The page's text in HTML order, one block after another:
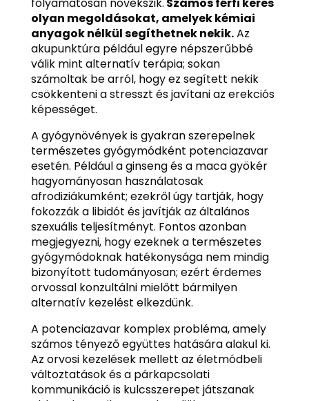
olyan megoldásokat, amelyek kémiai
anyagok nélkül segíthetnek nekik.Az
akupunktúra például egyre népszerűbbé
válik mint alternatív terápia; sokan
számoltak be arról, hogy ez segített nekik
csökkenteni a stresszt és javítani az erekciós
képességet.
A gyógynövények is gyakran szerepelnek
természetes gyógymódként potenciazavar
esetén. Például a ginseng és a maca gyökér
hagyományosan használatosak
afrodiziákumként; ezekről úgy tartják, hogy
fokozzák a libidót és javítják az általános
szexuális teljesítményt. Fontos azonban
megjegyezni, hogy ezeknek a természetes
gyógymódoknak hatékonysága nem mindig
bizonyított tudományosan; ezért érdemes
orvossal konzultálni mielőtt bármilyen
alternatív kezelést elkezdünk.
A potenciazavar komplex probléma, amely
számos tényező együttes hatására alakul ki.
Az orvosi kezelések mellett az életmódbeli
változtatások és a párkapcsolati
kommunikáció is kulcsszerepet játszanak